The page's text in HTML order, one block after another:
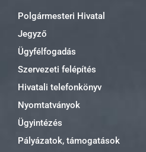
Polgármesteri Hivatal
Jegyző
Ügyfélfogadás
Szervezeti felépítés
Hivatali telefonkönyv
Nyomtatványok
Ügyintézés
Pályázatok, támogatások